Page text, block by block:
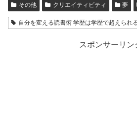
その他
クリエイティビティ 夢
自分を変える読書術 学歴は学歴で超えられ
スポンサーリン